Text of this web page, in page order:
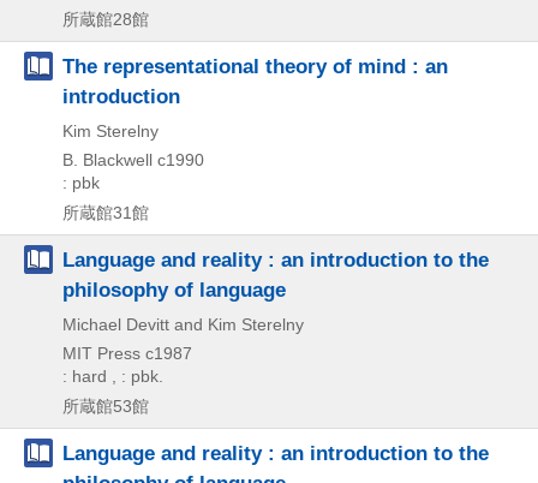
所蔵館28館
The representational theory of mind : an
introduction
Kim Sterelny
B. Blackwell c1990
: pbk
所蔵館31館
Language and reality : an introduction to the
philosophy of language
Michael Devitt and Kim Sterelny
MIT Press c1987
: hard , : pbk.
所蔵館53館
Language and reality : an introduction to the